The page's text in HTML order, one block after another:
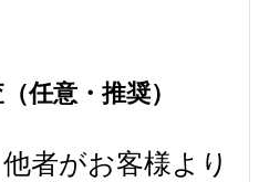
任意・推奨）
者がお客様より